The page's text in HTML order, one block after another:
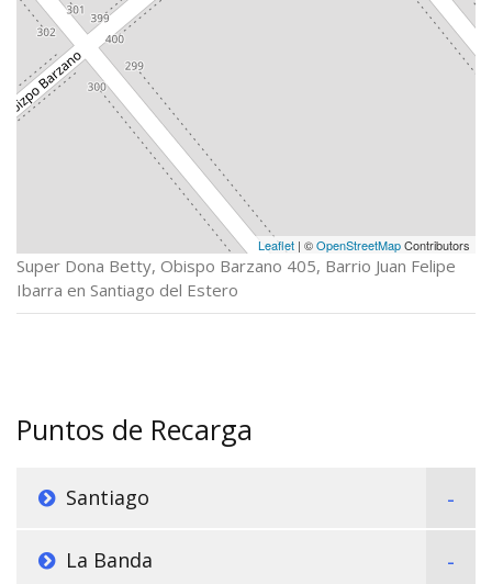
Leaflet | ©OpenStreetMapContributors
Super Dona Betty, Obispo Barzano 405, Barrio Juan Felipe
Ibarra en Santiago del Estero
Puntos de Recarga
Santiago
La Banda